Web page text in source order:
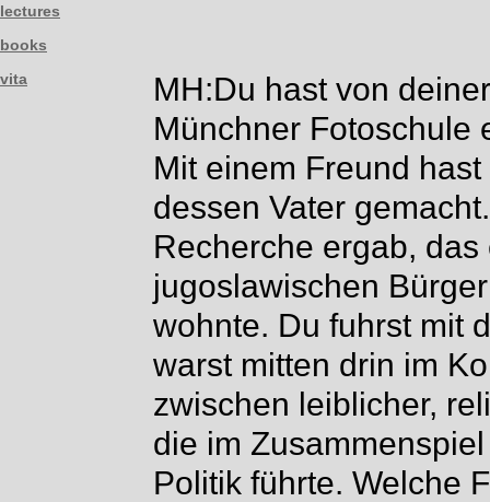
lectures
books
vita
MH:Du hast von
Münchner Fotoschule
Mit einem Freund
dessen Vater
Recherche ergab,
jugoslawischen
wohnte. Du fuhrst mit
warst mitten drin im
zwischen leiblicher,
die im
Politik führte. Welche